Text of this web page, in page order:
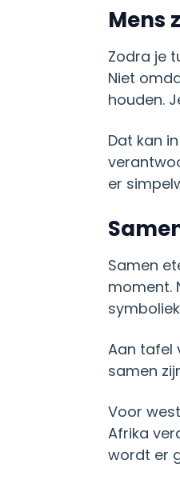
Mens
Zodra je
Niet
houden.
Dat kan
er
Samen
moment.
Aan tafel
samen
Voor
Afrika
wordt er